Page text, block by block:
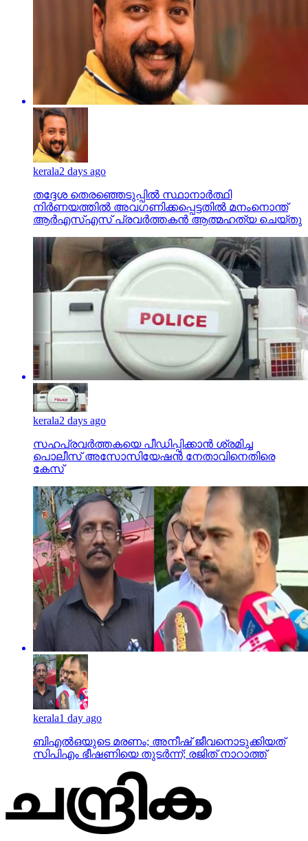
kerala2 days ago
തദ്ദേശ തെരഞ്ഞെടുപ്പില്‍ സ്ഥാനാര്‍ത്ഥി
നിര്‍ണയത്തില്‍ അവഗണിക്കപ്പെട്ടതില്‍ മനംനൊന്ത്
ആര്‍എസ്എസ് പ്രവര്‍ത്തകന്‍ ആത്മഹത്യ ചെയ്തു
kerala2 days ago
സഹപ്രവര്‍ത്തകയെ പീഡിപ്പിക്കാന്‍ ശ്രമിച്ച
പൊലീസ് അസോസിയേഷന്‍ നേതാവിനെതിരെ
കേസ്
kerala1 day ago
ബിഎല്‍ഒയുടെ മരണം; അനീഷ് ജീവനൊടുക്കിയത്
സിപിഎം ഭീഷണിയെ തുടര്‍ന്ന്; രജിത് നാറാത്ത്